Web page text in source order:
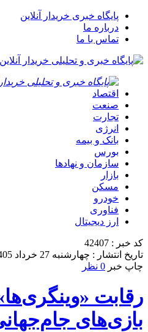
پایگاه خبری خریدار آنلاین
درباره ما
تماس با ما
اقتصاد
صنعت
تجارت
انرژی
بانک و بیمه
بورس
سازمان و نهادها
بازار
مسکن
خودرو
فناوری
ارز دیجیتال
کد خبر : 42407
تاریخ انتشار : چهارشنبه 27 خرداد 1405 - 12:26
چاپ خبر 0 نظر
رقابت
بازی‌های